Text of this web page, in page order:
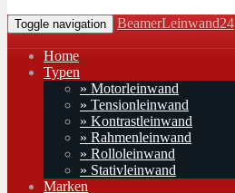
Toggle navigation BeamerLeinwand24
Home
Typen
» Motorleinwand
» Tensionleinwand
» Kontrastleinwand
» Rahmenleinwand
» Rolloleinwand
» Stativleinwand
Marken